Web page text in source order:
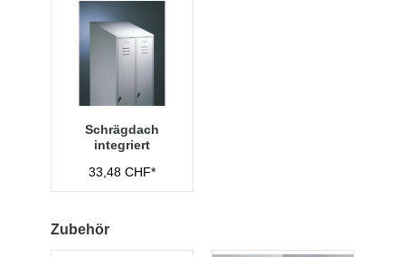
Schrägdach
integriert
33,48 CHF*
Zubehör